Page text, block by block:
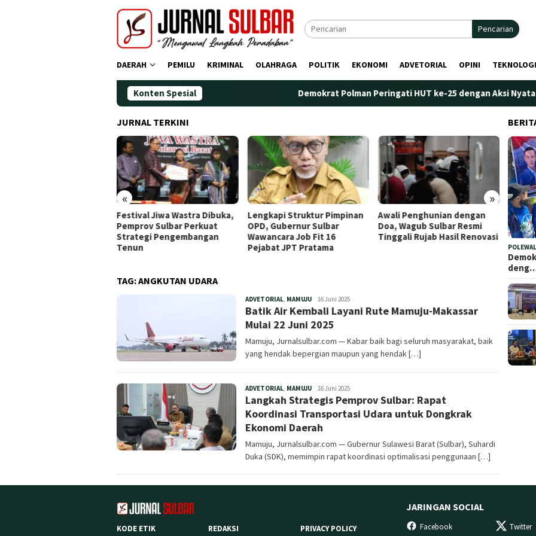
Pencarian
DAERAH PEMILU KRIMINAL OLAHRAGA POLITIK EKONOMI ADVETORIAL OPINI TEKNOLOGI
Konten Spesial Demokrat Polman Peringati HUT ke-25 dengan Aksi Nyata di
JURNAL TERKINI
« »
Festival Jiwa Wastra Dibuka,
Pemprov Sulbar Perkuat
Strategi Pengembangan
Tenun
Lengkapi Struktur Pimpinan
OPD, Gubernur Sulbar
Wawancara Job Fit 16
Pejabat JPT Pratama
Awali Penghunian dengan
Doa, Wagub Sulbar Resmi
Tinggali Rujab Hasil Renovasi
Plt.
TAG:ANGKUTAN UDARA
ADVETORIAL, MAMUJURedaksi
16 Juni 2025
Batik Air Kembali Layani Rute Mamuju-Makassar
Mulai 22 Juni 2025
Mamuju, Jurnalsulbar.com — Kabar baik bagi seluruh masyarakat, baik
yang hendak bepergian maupun yang hendak […]
ADVETORIAL, MAMUJURedaksi
16 Juni 2025
Langkah Strategis Pemprov Sulbar: Rapat
Koordinasi Transportasi Udara untuk Dongkrak
Ekonomi Daerah
Mamuju, Jurnalsulbar.com — Gubernur Sulawesi Barat (Sulbar), Suhardi
Duka (SDK), memimpin rapat koordinasi optimalisasi penggunaan […]
KODE ETIK REDAKSI PRIVACY POLICY
JARINGAN SOCIAL
Facebook Twitter